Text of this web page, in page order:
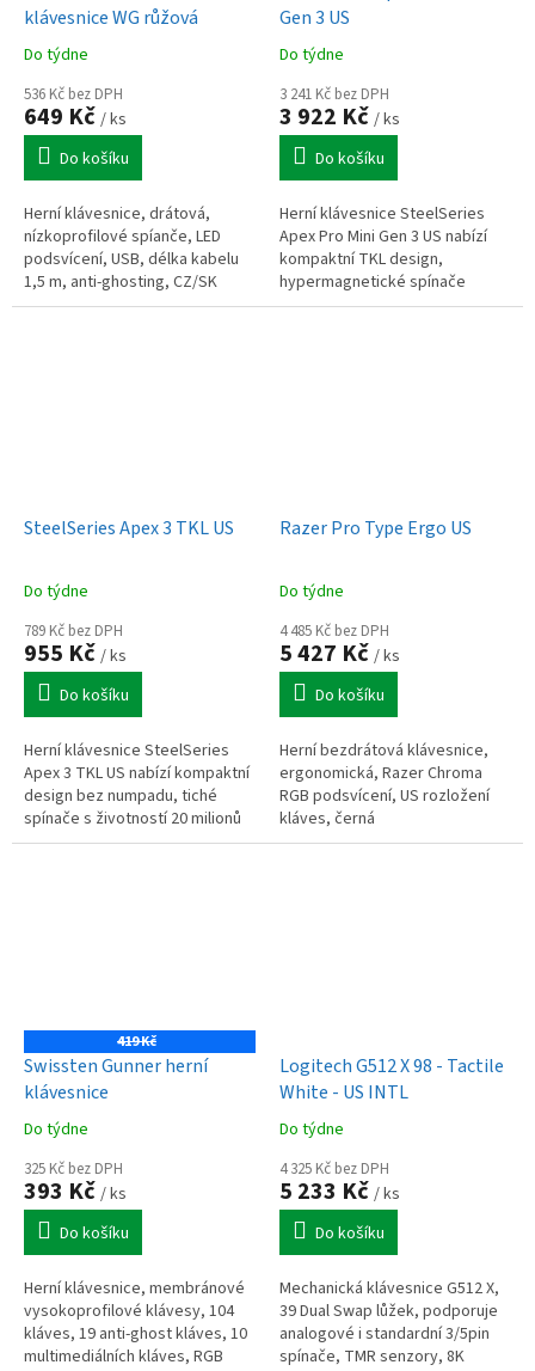
klávesnice WG růžová
Do týdne
536 Kč bez DPH
649 Kč / ks
Do košíku
Herní klávesnice, drátová,
nízkoprofilové spíanče, LED
podsvícení, USB, délka kabelu
1,5 m, anti-ghosting, CZ/SK
rozložení kláves, růžová
Gen 3 US
Do týdne
3 241 Kč bez DPH
3 922 Kč / ks
Do košíku
Herní klávesnice SteelSeries
Apex Pro Mini Gen 3 US nabízí
kompaktní TKL design,
hypermagnetické spínače
OmniPoint 3.0 s nastavitelnou
SteelSeries Apex 3 TKL US
Do týdne
789 Kč bez DPH
955 Kč / ks
Do košíku
Herní klávesnice SteelSeries
Apex 3 TKL US nabízí kompaktní
design bez numpadu, tiché
spínače s životností 20 milionů
stisků, voděodolnost IP32, RGB
Razer Pro Type Ergo US
Do týdne
4 485 Kč bez DPH
5 427 Kč / ks
Do košíku
Herní bezdrátová klávesnice,
ergonomická, Razer Chroma
RGB podsvícení, US rozložení
kláves, černá
419 Kč
Swissten Gunner herní
klávesnice
Do týdne
325 Kč bez DPH
393 Kč / ks
Do košíku
Herní klávesnice, membránové
vysokoprofilové klávesy, 104
kláves, 19 anti-ghost kláves, 10
multimediálních kláves, RGB
Logitech G512 X 98 - Tactile
White - US INTL
Do týdne
4 325 Kč bez DPH
5 233 Kč / ks
Do košíku
Mechanická klávesnice G512 X,
39 Dual Swap lůžek, podporuje
analogové i standardní 3/5pin
spínače, TMR senzory, 8K